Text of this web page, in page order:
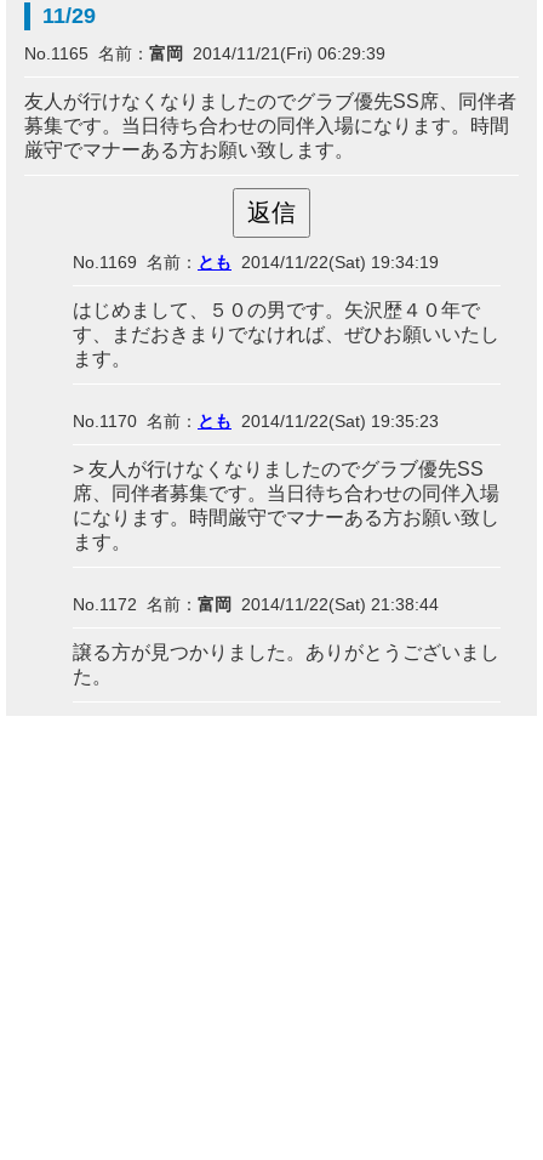
11/29
No.1165 名前： 富岡 2014/11/21(Fri) 06:29:39
友人が行けなくなりましたのでグラブ優先SS席、同伴者
募集です。当日待ち合わせの同伴入場になります。時間
厳守でマナーある方お願い致します。
No.1169 名前： とも 2014/11/22(Sat) 19:34:19
はじめまして、５０の男です。矢沢歴４０年で
す、まだおきまりでなければ、ぜひお願いいたし
ます。
No.1170 名前： とも 2014/11/22(Sat) 19:35:23
> 友人が行けなくなりましたのでグラブ優先SS
席、同伴者募集です。当日待ち合わせの同伴入場
になります。時間厳守でマナーある方お願い致し
ます。
No.1172 名前： 富岡 2014/11/22(Sat) 21:38:44
譲る方が見つかりました。ありがとうございまし
た。